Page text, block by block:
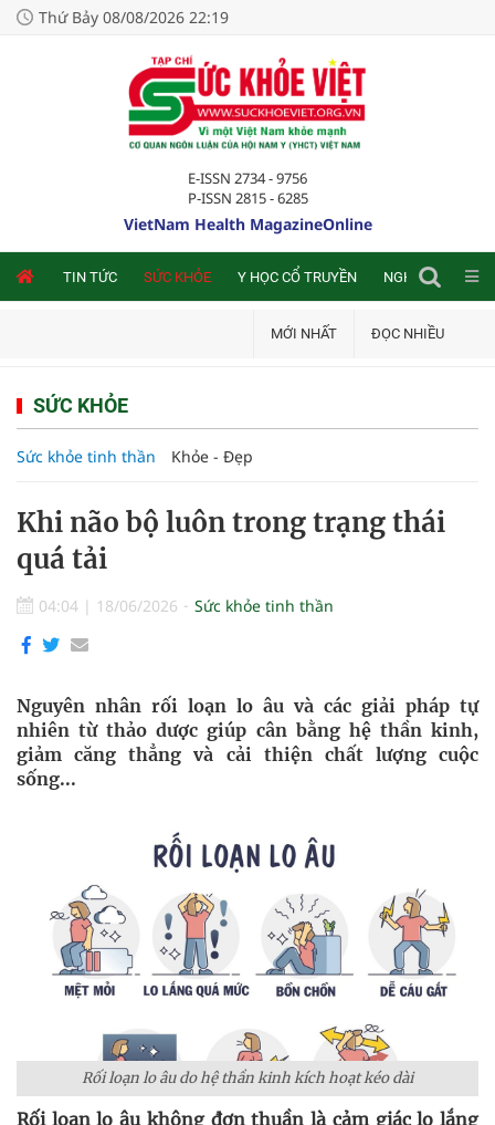
Thứ Bảy 08/08/2026 22:19
E-ISSN 2734 - 9756
P-ISSN 2815 - 6285
VietNam Health MagazineOnline
TIN TỨC SỨC KHỎE Y HỌC CỔ TRUYỀN NGHIÊN CỨU
MỚI NHẤT ĐỌC NHIỀU
SỨC KHỎE
Sức khỏe tinh thần Khỏe - Đẹp
Khi não bộ luôn trong trạng thái
quá tải
04:04 | 18/06/2026 Sức khỏe tinh thần
Nguyên nhân rối loạn lo âu và các giải pháp tự
nhiên từ thảo dược giúp cân bằng hệ thần kinh,
giảm căng thẳng và cải thiện chất lượng cuộc
sống...
Rối loạn lo âu do hệ thần kinh kích hoạt kéo dài
Rối loạn lo âu không đơn thuần là cảm giác lo lắng